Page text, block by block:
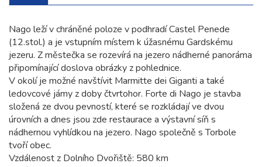
Nago leží v chráněné poloze v podhradí Castel Penede
(12.stol.) a je vstupním místem k úžasnému Gardskému
jezeru. Z městečka se rozevírá na jezero nádherné panoráma
připomínající doslova obrázky z pohlednice.
V okolí je možné navštívit Marmitte dei Giganti a také
ledovcové jámy z doby čtvrtohor. Forte di Nago je stavba
složená ze dvou pevností, které se rozkládají ve dvou
úrovních a dnes jsou zde restaurace a výstavní síň s
nádhernou vyhlídkou na jezero. Nago společně s Torbole
tvoří obec.
Vzdálenost z Dolního Dvořiště: 580 km